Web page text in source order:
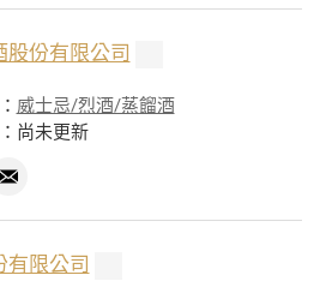
股份有限公司
威士忌/烈酒/蒸餾酒
尚未更新
有限公司